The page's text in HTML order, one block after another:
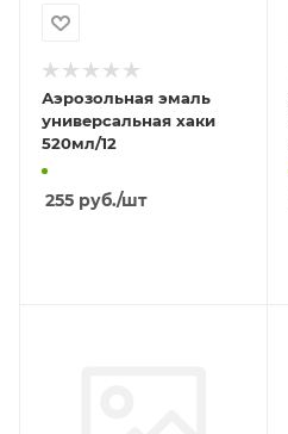
Аэрозольная эмаль
универсальная хаки
520мл/12
255 руб./шт